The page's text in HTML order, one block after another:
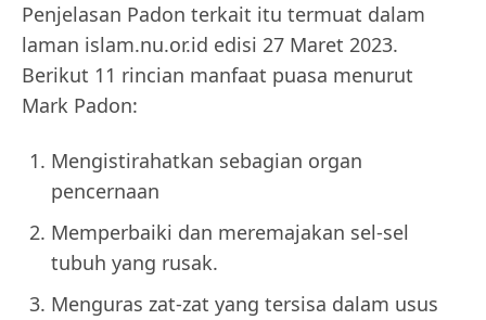
Penjelasan Padon terkait itu termuat dalam
laman islam.nu.or.id edisi 27 Maret 2023.
Berikut 11 rincian manfaat puasa menurut
Mark Padon:
Mengistirahatkan sebagian organ
pencernaan
Memperbaiki dan meremajakan sel-sel
tubuh yang rusak.
Menguras zat-zat yang tersisa dalam usus